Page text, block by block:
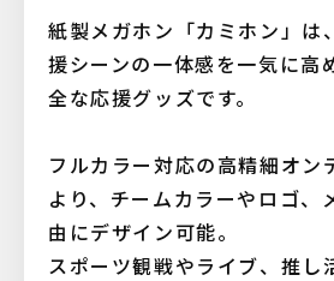
紙製メガホン「カミホン」は
援シーンの一体感を一気に高
全な応援グッズです。
フルカラー対応の高精細オン
より、チームカラーやロゴ、
由にデザイン可能。
スポーツ観戦やライブ、推し